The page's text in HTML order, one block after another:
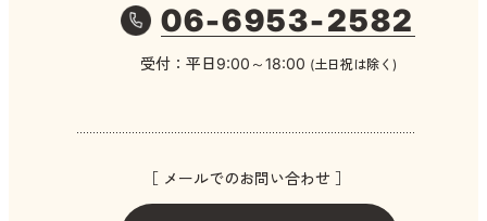
06-6953-2582
受付：平日9:00～18:00 (土日祝は除く)
［ メールでのお問い合わせ ］